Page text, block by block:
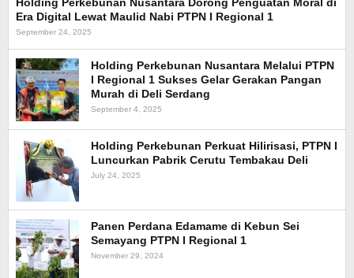
Era Digital Lewat Maulid Nabi PTPN I Regional 1
September 24, 2025
Holding Perkebunan Nusantara Melalui PTPN
I Regional 1 Sukses Gelar Gerakan Pangan
Murah di Deli Serdang
September 4, 2025
Holding Perkebunan Perkuat Hilirisasi, PTPN I
Luncurkan Pabrik Cerutu Tembakau Deli
July 24, 2025
Panen Perdana Edamame di Kebun Sei
Semayang PTPN I Regional 1
November 29, 2024